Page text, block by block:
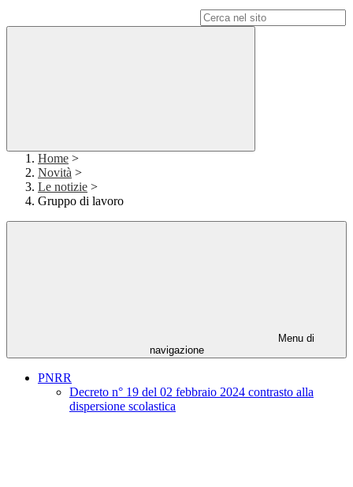
Home >
Novità >
Le notizie >
Gruppo di lavoro
Menu di
navigazione
PNRR
Decreto n° 19 del 02 febbraio 2024 contrasto alla
dispersione scolastica